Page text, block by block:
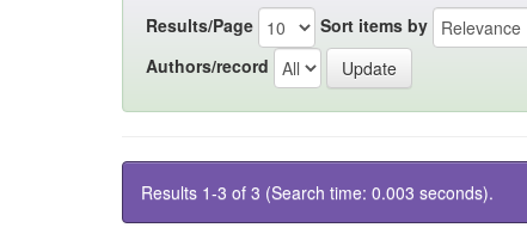
Results/Page Sort items by
Authors/record
Results 1-3 of 3 (Search time: 0.003 seconds).